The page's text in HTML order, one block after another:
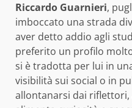
Riccardo Guarnieri,
imboccato una strada
aver detto addio agli
preferito un profilo
si è tradotta per lui in
visibilità sui social o in
allontanarsi dai riflettori,